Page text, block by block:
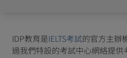
IDP教育是IELTS考試的官方主辦
過我們特設的考試中心網絡提供